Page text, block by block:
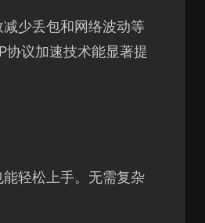
少丢包和网络波动等
协议加速技术能显著提
轻松上手。无需复杂